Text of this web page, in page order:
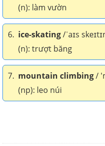
(n): làm vườn
6. ice-skating/ˈaɪs
(n): trượt băng
7. mountain climbing/
(np): leo núi